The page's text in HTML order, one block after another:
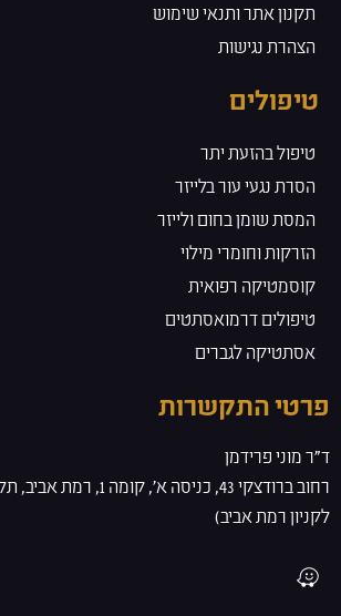
תקנון אתר ותנאי שימוש
הצהרת נגישות
טיפולים
טיפול בהזעת יתר
הסרת נגעי עור בלייזר
המסת שומן בחום ולייזר
הזרקות וחומרי מילוי
קוסמטיקה רפואית
טיפולים דרמואסתטים
אסתטיקה לגברים
פרטי התקשרות
ד”ר מוני פרידמן
רחוב ברודצקי 43, כניסה א',
לקניון רמת אביב)